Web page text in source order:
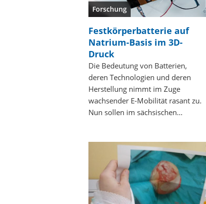
Forschung
Festkörperbatterie auf
Natrium-Basis im 3D-
Druck
Die Bedeutung von Batterien,
deren Technologien und deren
Herstellung nimmt im Zuge
wachsender E-Mobilität rasant zu.
Nun sollen im sächsischen…